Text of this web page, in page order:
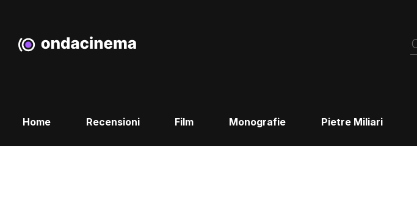
Home Recensioni Film Monografie Pietre Miliari